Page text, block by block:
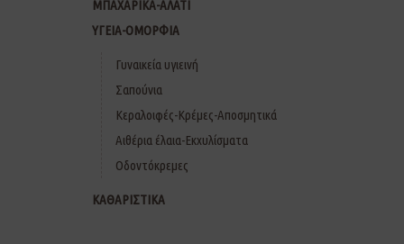
ΜΠΑΧΑΡΙΚΑ-ΑΛΑΤΙ
ΥΓΕΙΑ-ΟΜΟΡΦΙΑ
Γυναικεία υγιεινή
Σαπούνια
Κεραλοιφές-Κρέμες-Αποσμητικά
Αιθέρια έλαια-Εκχυλίσματα
Οδοντόκρεμες
ΚΑΘΑΡΙΣΤΙΚΑ